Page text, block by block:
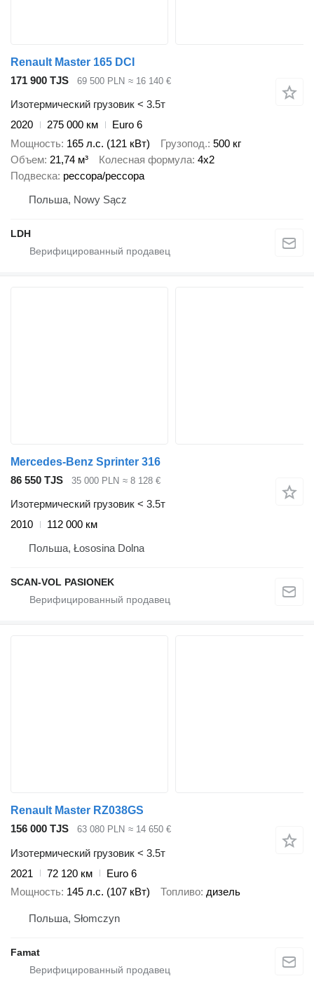
Renault Master 165 DCI
171 900 TJS
69 500 PLN ≈ 16 140 €
Изотермический грузовик < 3.5т
2020
275 000 км
Euro 6
Мощность 165 л.с. (121 кВт) Грузопод. 500 кг
Объем 21,74 м³ Колесная формула 4x2
Подвеска рессора/рессора
Польша, Nowy Sącz
LDH
Mercedes-Benz Sprinter 316
86 550 TJS
35 000 PLN ≈ 8 128 €
Изотермический грузовик < 3.5т
2010
112 000 км
Польша, Łososina Dolna
SCAN-VOL PASIONEK
Renault Master RZ038GS
156 000 TJS
63 080 PLN ≈ 14 650 €
Изотермический грузовик < 3.5т
2021
72 120 км
Euro 6
Мощность 145 л.с. (107 кВт) Топливо дизель
Польша, Słomczyn
Famat